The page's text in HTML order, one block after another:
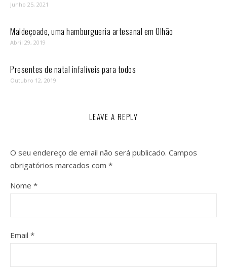
Junho 25, 2021
Maldeçoade, uma hamburgueria artesanal em Olhão
Abril 29, 2019
Presentes de natal infalíveis para todos
Outubro 12, 2019
LEAVE A REPLY
O seu endereço de email não será publicado. Campos
obrigatórios marcados com *
Nome *
Email *